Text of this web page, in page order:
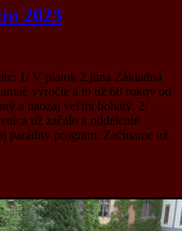
2023
1/ V piatok 2.júna Základná
výročie a to už 60 rokov od
a naozaj veľmi bohatý. 2/
už začalo a oddelenie
parádny program. Začíname už